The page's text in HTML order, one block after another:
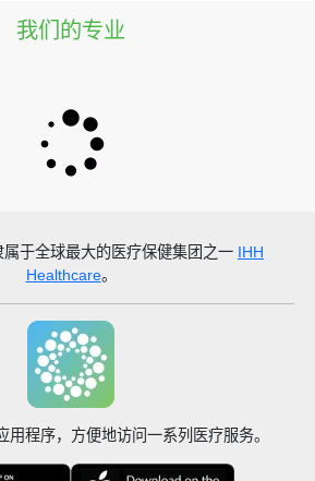
引起的流感
HFMD），一种由肠道病毒引起的疾
种通过携带登革热病毒的蚊子媒介传播
（如诺如病毒、轮状病毒、腺病毒）引
病毒引起的肝脏炎症
器疱疹，由单纯疱疹病毒引起
性免疫缺陷疾病
炎，一种最常由肠道病毒和单纯疱疹病
脑和脊髓炎症
菌属引起的链球菌性咽喉炎、咽喉和扁
），由结核分枝杆菌引起
我们的专业
属于全球最大的医疗保健集团之一 IHH
Healthcare。
用程序，方便地访问一系列医疗服务。